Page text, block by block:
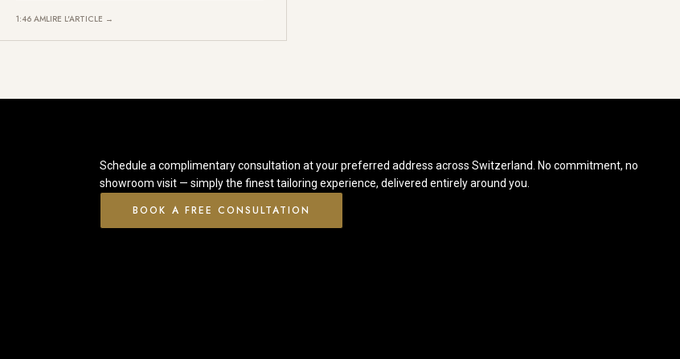
1:46 AMLIRE L'ARTICLE →
Schedule a complimentary consultation at your preferred address across Switzerland. No commitment, no
showroom visit — simply the finest tailoring experience, delivered entirely around you.
BOOK A FREE CONSULTATION